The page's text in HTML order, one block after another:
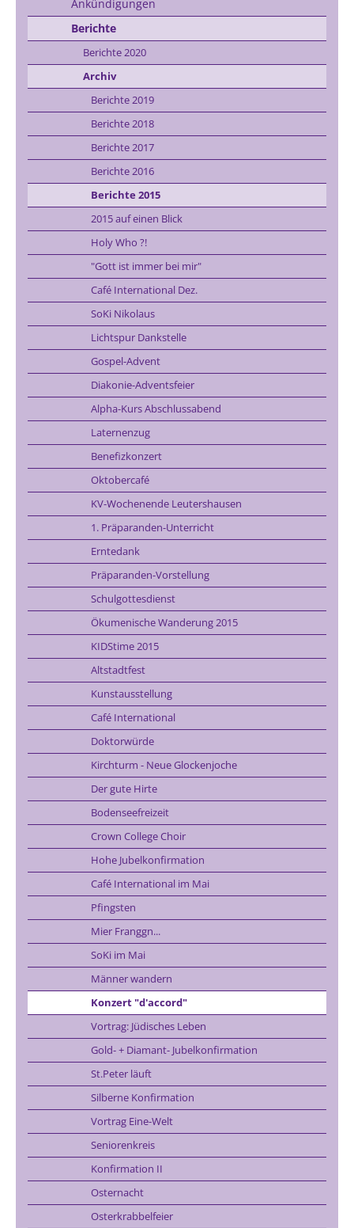
Ankündigungen
Berichte
Berichte 2020
Archiv
Berichte 2019
Berichte 2018
Berichte 2017
Berichte 2016
Berichte 2015
2015 auf einen Blick
Holy Who ?!
"Gott ist immer bei mir"
Café International Dez.
SoKi Nikolaus
Lichtspur Dankstelle
Gospel-Advent
Diakonie-Adventsfeier
Alpha-Kurs Abschlussabend
Laternenzug
Benefizkonzert
Oktobercafé
KV-Wochenende Leutershausen
1. Präparanden-Unterricht
Erntedank
Präparanden-Vorstellung
Schulgottesdienst
Ökumenische Wanderung 2015
KIDStime 2015
Altstadtfest
Kunstausstellung
Café International
Doktorwürde
Kirchturm - Neue Glockenjoche
Der gute Hirte
Bodenseefreizeit
Crown College Choir
Hohe Jubelkonfirmation
Café International im Mai
Pfingsten
Mier Franggn...
SoKi im Mai
Männer wandern
Konzert "d'accord"
Vortrag: Jüdisches Leben
Gold- + Diamant- Jubelkonfirmation
St.Peter läuft
Silberne Konfirmation
Vortrag Eine-Welt
Seniorenkreis
Konfirmation II
Osternacht
Osterkrabbelfeier